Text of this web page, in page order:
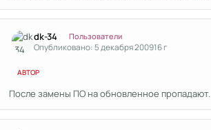
dk-34 Пользователи
Опубликовано:5 декабря 200916 г
АВТОР
После замены ПО на обновленное пропадают.